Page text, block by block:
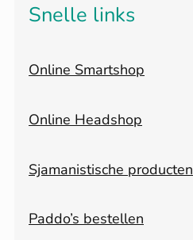
Snelle links
Online Smartshop
Online Headshop
Sjamanistische producten
Paddo’s bestellen